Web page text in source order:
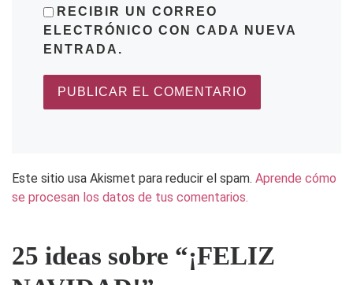
RECIBIR UN CORREO
ELECTRÓNICO CON CADA NUEVA
ENTRADA.
Este sitio usa Akismet para reducir el spam. Aprende cómo
se procesan los datos de tus comentarios.
25 ideas sobre “¡FELIZ